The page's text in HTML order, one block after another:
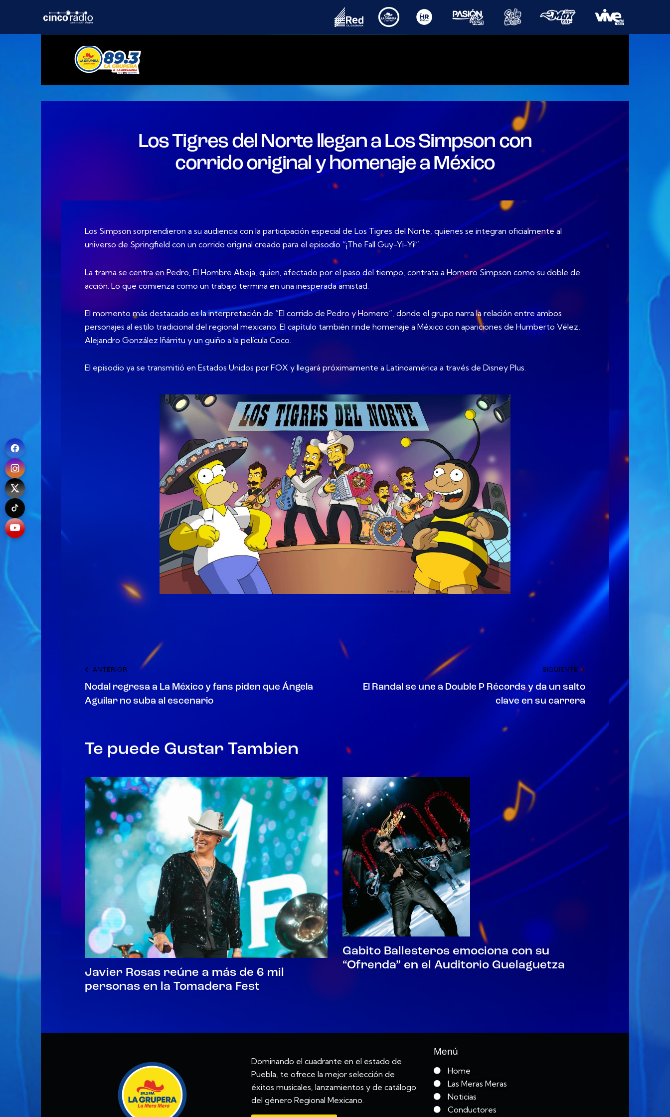
Los Tigres del Norte llegan a Los Simpson con
corrido original y homenaje a México
Los Simpson sorprendieron a su audiencia con la participación especial de Los Tigres del Norte, quienes se integran oficialmente al
universo de Springfield con un corrido original creado para el episodio “¡The Fall Guy-Yi-Yi!”.
La trama se centra en Pedro, El Hombre Abeja, quien, afectado por el paso del tiempo, contrata a Homero Simpson como su doble de
acción. Lo que comienza como un trabajo termina en una inesperada amistad.
El momento más destacado es la interpretación de “El corrido de Pedro y Homero”, donde el grupo narra la relación entre ambos
personajes al estilo tradicional del regional mexicano. El capítulo también rinde homenaje a México con apariciones de Humberto Vélez,
Alejandro González Iñárritu y un guiño a la película Coco.
El episodio ya se transmitió en Estados Unidos por FOX y llegará próximamente a Latinoamérica a través de Disney Plus.
ANTERIOR
Nodal regresa a La México y fans piden que Ángela
Aguilar no suba al escenario
SIGUIENTE
El Randal se une a Double P Récords y da un salto
clave en su carrera
Te puede Gustar Tambien
Javier Rosas reúne a más de 6 mil
personas en la Tomadera Fest
Gabito Ballesteros emociona con su
“Ofrenda” en el Auditorio Guelaguetza
Dominando el cuadrante en el estado de
Puebla, te ofrece la mejor selección de
éxitos musicales, lanzamientos y de catálogo
del género Regional Mexicano.
Menú
Home
Las Meras Meras
Noticias
Conductores